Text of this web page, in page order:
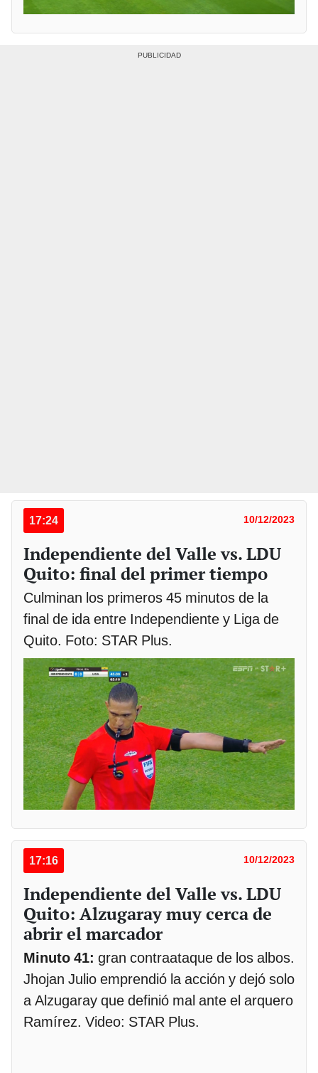
17:24 10/12/2023
Independiente del Valle vs. LDU
Quito: final del primer tiempo
Culminan los primeros 45 minutos de la
final de ida entre Independiente y Liga de
Quito. Foto: STAR Plus.
17:16 10/12/2023
Independiente del Valle vs. LDU
Quito: Alzugaray muy cerca de
abrir el marcador
Minuto 41: gran contraataque de los albos.
Jhojan Julio emprendió la acción y dejó solo
a Alzugaray que definió mal ante el arquero
Ramírez. Video: STAR Plus.